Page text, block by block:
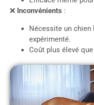
❌ Inconvénients :
Nécessite un chien
expérimenté.
Coût plus élevé